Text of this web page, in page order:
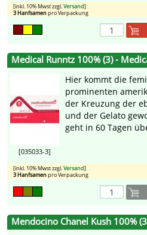
[inkl. 10% Mwst zzgl.Versand]
3 Hanfsamenpro Verpackung
Medical Runntz 100% (3) -
[035033-3]
Hier kommt die
prominenten
der Kreuzung der
und der Gelato
geht in 60 Tagen
[inkl. 10% Mwst zzgl.Versand]
3 Hanfsamenpro Verpackung
Mendocino Chanel Kush 100%